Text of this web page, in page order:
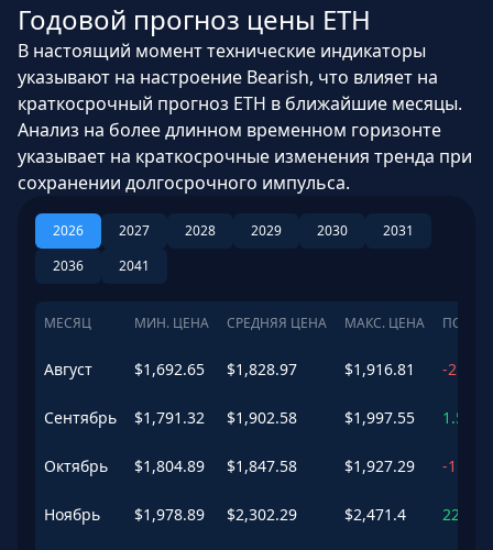
Годовой прогноз цены ETH
В настоящий момент технические индикаторы
указывают на настроение Bearish, что влияет на
краткосрочный прогноз ETH в ближайшие месяцы.
Анализ на более длинном временном горизонте
указывает на краткосрочные изменения тренда при
сохранении долгосрочного импульса.
2026 2027 2028 2029 2030
2031
2036
2041
МЕСЯЦ МИН. ЦЕНА СРЕДНЯЯ ЦЕНА МАКС. ЦЕНА
Август $1,692.65 $1,828.97 $1,916.81 -2.41
Сентябрь $1,791.32 $1,902.58 $1,997.55 1.52
Октябрь $1,804.89 $1,847.58 $1,927.29 -1.42
Ноябрь $1,978.89 $2,302.29 $2,471.4 22.85